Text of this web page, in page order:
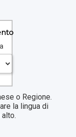
o Regione.
la lingua di